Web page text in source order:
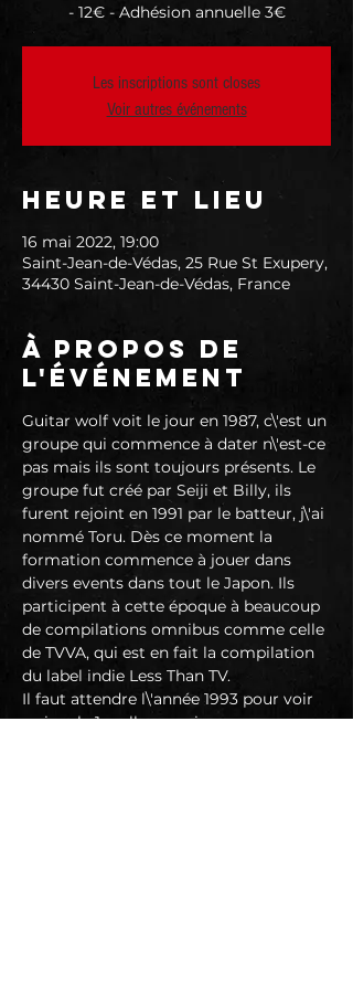
- 12€ - Adhésion annuelle 3€
Les inscriptions sont closes
Voir autres événements
Heure et lieu
16 mai 2022, 19:00
Saint-Jean-de-Védas, 25 Rue St Exupery,
34430 Saint-Jean-de-Védas, France
À propos de
l'événement
Guitar wolf voit le jour en 1987, c\'est un
groupe qui commence à dater n\'est-ce
pas mais ils sont toujours présents. Le
groupe fut créé par Seiji et Billy, ils
furent rejoint en 1991 par le batteur, j\'ai
nommé Toru. Dès ce moment la
formation commence à jouer dans
divers events dans tout le Japon. Ils
participent à cette époque à beaucoup
de compilations omnibus comme celle
de TVVA, qui est en fait la compilation
du label indie Less Than TV.
Il faut attendre l\'année 1993 pour voir
arriver le 1er album qui se nommera